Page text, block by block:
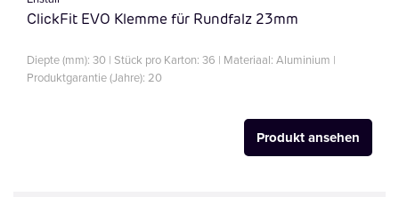
ClickFit EVO Klemme für Rundfalz 23mm
Diepte (mm): 30 | Stück pro Karton: 36 | Materiaal: Aluminium |
Produktgarantie (Jahre): 20
Produkt ansehen